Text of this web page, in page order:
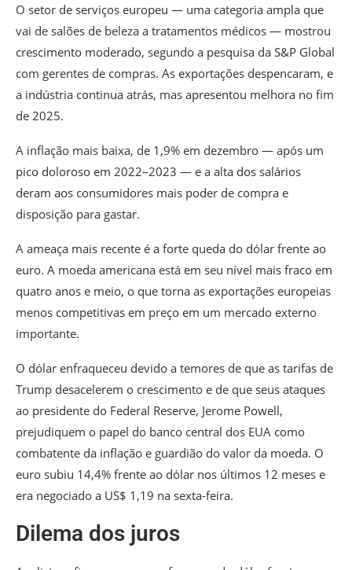
O setor de serviços europeu — uma categoria ampla que
vai de salões de beleza a tratamentos médicos — mostrou
crescimento moderado, segundo a pesquisa da S&P Global
com gerentes de compras. As exportações despencaram, e
a indústria continua atrás, mas apresentou melhora no fim
de 2025.
A inflação mais baixa, de 1,9% em dezembro — após um
pico doloroso em 2022–2023 — e a alta dos salários
deram aos consumidores mais poder de compra e
disposição para gastar.
A ameaça mais recente é a forte queda do dólar frente ao
euro. A moeda americana está em seu nível mais fraco em
quatro anos e meio, o que torna as exportações europeias
menos competitivas em preço em um mercado externo
importante.
O dólar enfraqueceu devido a temores de que as tarifas de
Trump desacelerem o crescimento e de que seus ataques
ao presidente do Federal Reserve, Jerome Powell,
prejudiquem o papel do banco central dos EUA como
combatente da inflação e guardião do valor da moeda. O
euro subiu 14,4% frente ao dólar nos últimos 12 meses e
era negociado a US$ 1,19 na sexta-feira.
Dilema dos juros